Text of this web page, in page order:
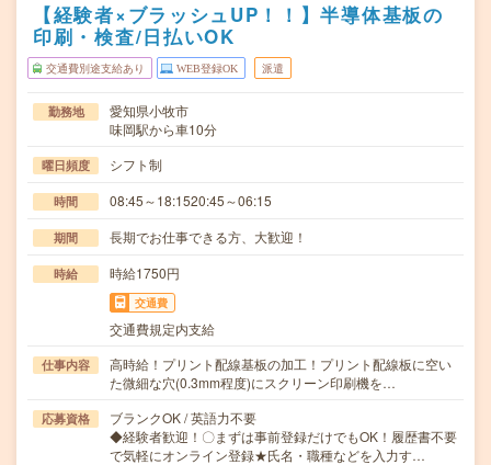
【経験者×ブラッシュUP！！】半導体基板の
印刷・検査/日払いOK
交通費別途支給あり WEB登録OK 派遣
勤務地
愛知県小牧市
味岡駅から車10分
曜日頻度 シフト制
時間 08:45～18:1520:45～06:15
期間 長期でお仕事できる方、大歓迎！
時給 時給1750円
交通費
交通費規定内支給
仕事内容
高時給！プリント配線基板の加工！プリント配線板に空い
た微細な穴(0.3mm程度)にスクリーン印刷機を…
応募資格
ブランクOK / 英語力不要
◆経験者歓迎！〇まずは事前登録だけでもOK！履歴書不要
で気軽にオンライン登録★氏名・職種などを入力す…